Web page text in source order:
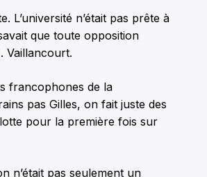
L’université n’était pas prête à
que toute opposition
Vaillancourt.
francophones de la
pas Gilles, on fait juste des
pour la première fois sur
n’était pas seulement un